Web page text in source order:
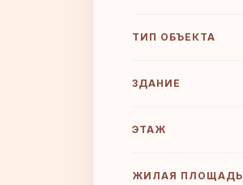
ТИП ОБЪЕКТА
ЗДАНИЕ
ЭТАЖ
ЖИЛАЯ ПЛОЩАДЬ